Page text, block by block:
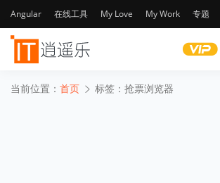
Angular 在线工具 My Love My Work 专题
当前位置： 首页 标签：抢票浏览器